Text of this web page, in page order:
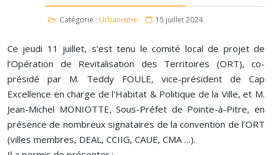
Catégorie : Urbanisme 15 juillet 2024
Ce jeudi 11 juillet, s’est tenu le comité local de projet de
l’Opération de Revitalisation des Territoires (ORT), co-
présidé par M. Teddy FOULE, vice-président de Cap
Excellence en charge de l'Habitat & Politique de la Ville, et M.
Jean-Michel MONIOTTE, Sous-Préfet de Pointe-à-Pitre, en
présence de nombreux signataires de la convention de l’ORT
(villes membres, DEAL, CCIIG, CAUE, CMA …).